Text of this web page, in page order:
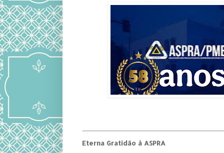
Eterna Gratidão à ASPRA